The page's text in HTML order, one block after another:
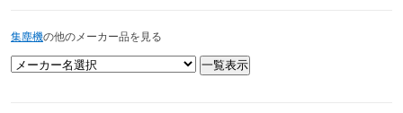
集塵機の他のメーカー品を見る